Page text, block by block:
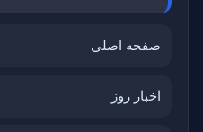
صفحه اصلی
اخبار روز